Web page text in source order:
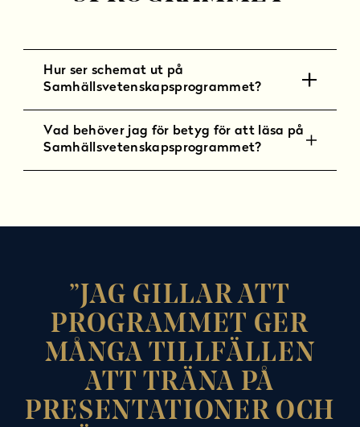
Hur ser schemat ut på
Samhällsvetenskapsprogrammet?
Vad behöver jag för betyg för att läsa på
Samhällsvetenskapsprogrammet?
JAG GILLAR ATT
PROGRAMMET GER
MÅNGA TILLFÄLLEN
ATT TRÄNA PÅ
PRESENTATIONER OCH